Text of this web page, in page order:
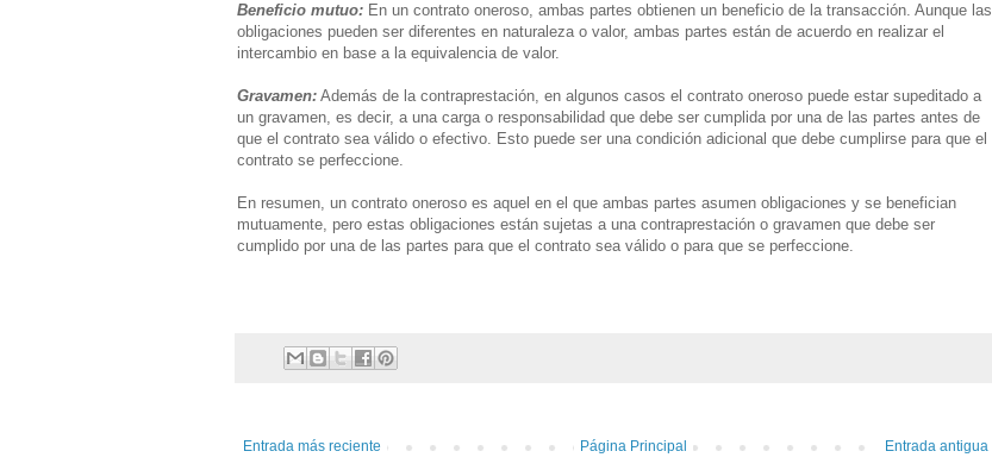
Beneficio mutuo: En un contrato oneroso, ambas partes obtienen un beneficio de la transacción. Aunque las
obligaciones pueden ser diferentes en naturaleza o valor, ambas partes están de acuerdo en realizar el
intercambio en base a la equivalencia de valor.
Gravamen: Además de la contraprestación, en algunos casos el contrato oneroso puede estar supeditado a
un gravamen, es decir, a una carga o responsabilidad que debe ser cumplida por una de las partes antes de
que el contrato sea válido o efectivo. Esto puede ser una condición adicional que debe cumplirse para que el
contrato se perfeccione.
En resumen, un contrato oneroso es aquel en el que ambas partes asumen obligaciones y se benefician
mutuamente, pero estas obligaciones están sujetas a una contraprestación o gravamen que debe ser
cumplido por una de las partes para que el contrato sea válido o para que se perfeccione.
Entrada más reciente Entrada antigua
Página Principal